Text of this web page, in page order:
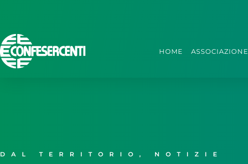
HOME ASSOCIAZIONE
DAL TERRITORIO , NOTIZIE